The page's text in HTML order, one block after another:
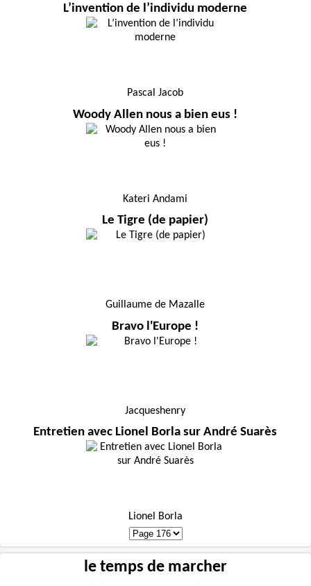
L’invention de l’individu moderne
Pascal Jacob
Woody Allen nous a bien eus !
Kateri Andami
Le Tigre (de papier)
Guillaume de Mazalle
Bravo l'Europe !
Jacqueshenry
Entretien avec Lionel Borla sur André Suarès
Lionel Borla
le temps de marcher